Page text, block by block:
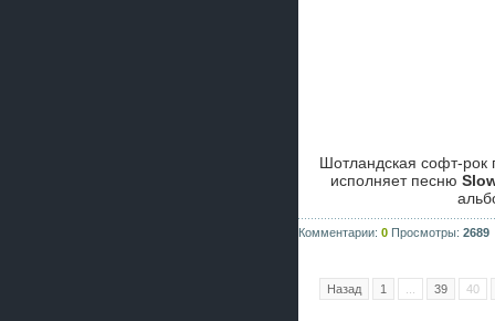
Шотландская софт-рок
исполняет песню
Комментарии: 0 Просмотры: 2689
Назад 1 39 40